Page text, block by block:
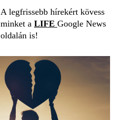
A legfrissebb hírekért kövess
minket a LIFE Google News
oldalán is!